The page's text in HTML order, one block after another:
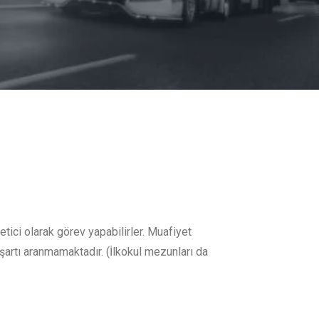
olarak görev yapabilirler. Muafiyet
aranmamaktadır. (İlkokul mezunları da